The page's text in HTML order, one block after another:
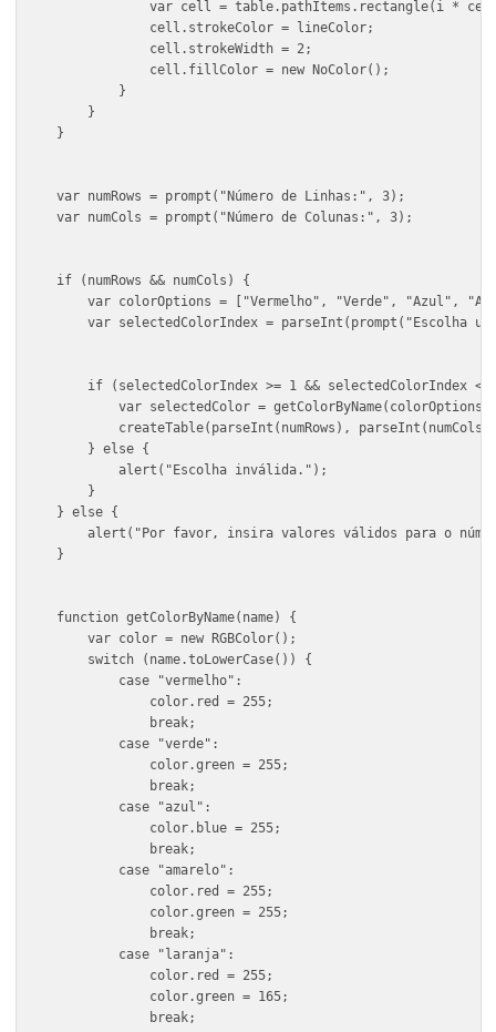
var cellHeight = doc.height / rows;
var table = doc.layers.add();
table.name = "Tabela";
for (var j = 0; j < cols; j++) {
var cell = table.pathItems.rectangle(i *
cell.strokeWidth = 2;
cell.fillColor = new NoColor();
}
var numRows = prompt("Número de Linhas:", 3);
var numCols = prompt("Número de Colunas:", 3);
if (numRows && numCols) {
var colorOptions = ["Vermelho", "Verde",
if (selectedColorIndex >= 1 &&
var selectedColor =
createTable(parseInt(numRows),
} else {
alert("Escolha inválida.");
alert("Por favor, insira valores válidos para o
function getColorByName(name) {
var color = new RGBColor();
switch (name.toLowerCase()) {
case "vermelho":
color.red = 255;
break;